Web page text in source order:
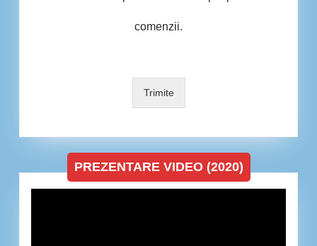
comenzii.
Trimite
PREZENTARE VIDEO (2020)